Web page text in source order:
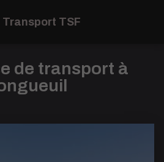
Transport TSF
de transport à